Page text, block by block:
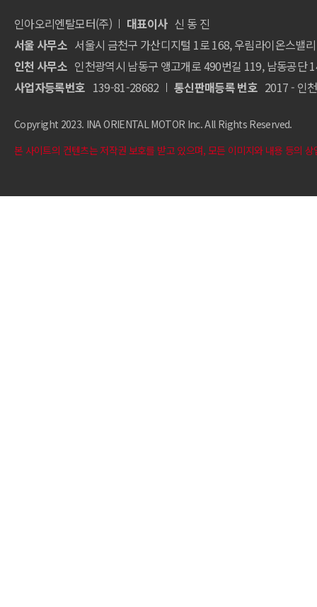
인아오리엔탈모터(주) 대표이사 신 동 진
서울 사무소 서울시 금천구 가산디지털 1로 168, 우림라이온스밸
인천 사무소 인천광역시 남동구 앵고개로 490번길 119, 남동공단
사업자등록번호 139-81-28682 통신판매등록 번호 2017 - 인
Copyright 2023. INA ORIENTAL MOTOR Inc. All Rights Reserved.
본 사이트의 컨텐츠는 저작권 보호를 받고 있으며,모든 이미지와 내용 등의